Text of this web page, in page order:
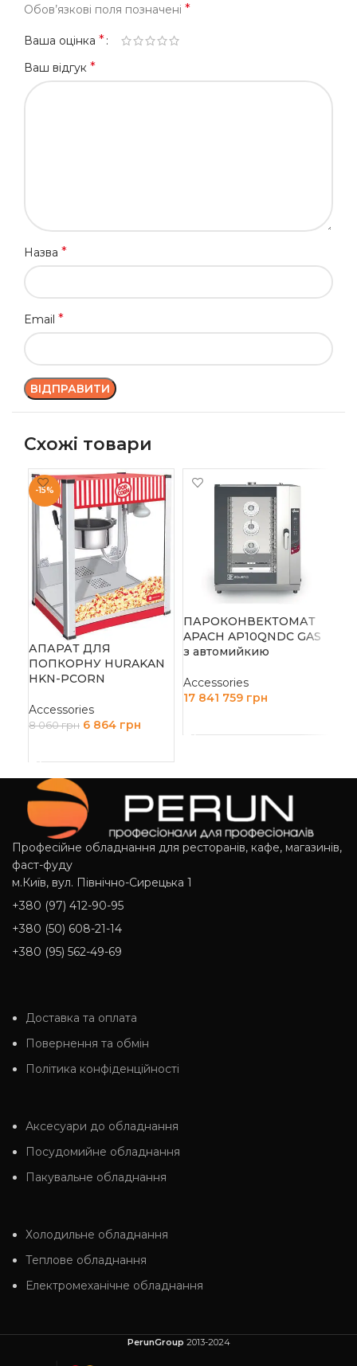
Обов’язкові поля позначені *
Ваша оцінка *
Ваш відгук *
Назва *
Email *
Схожі товари
-15%
АПАРАТ ДЛЯ
ПОПКОРНУ HURAKAN
HKN-PCORN
Accessories
8 060грн 6 864 грн
ПАРОКОНВЕКТОМАТ
APACH AP10QNDC GAS
з автомийкию
Accessories
17 841 759 грн
Професійне обладнання для ресторанів, кафе, магазинів,
фаст-фуду
м.Київ, вул. Північно-Сирецька 1
+380 (97) 412-90-95
+380 (50) 608-21-14
+380 (95) 562-49-69
Доставка та оплата
Повернення та обмін
Політика конфіденційності
Аксесуари до обладнання
Посудомийне обладнання
Пакувальне обладнання
Холодильне обладнання
Теплове обладнання
Електромеханічне обладнання
PerunGroup 2013-2024